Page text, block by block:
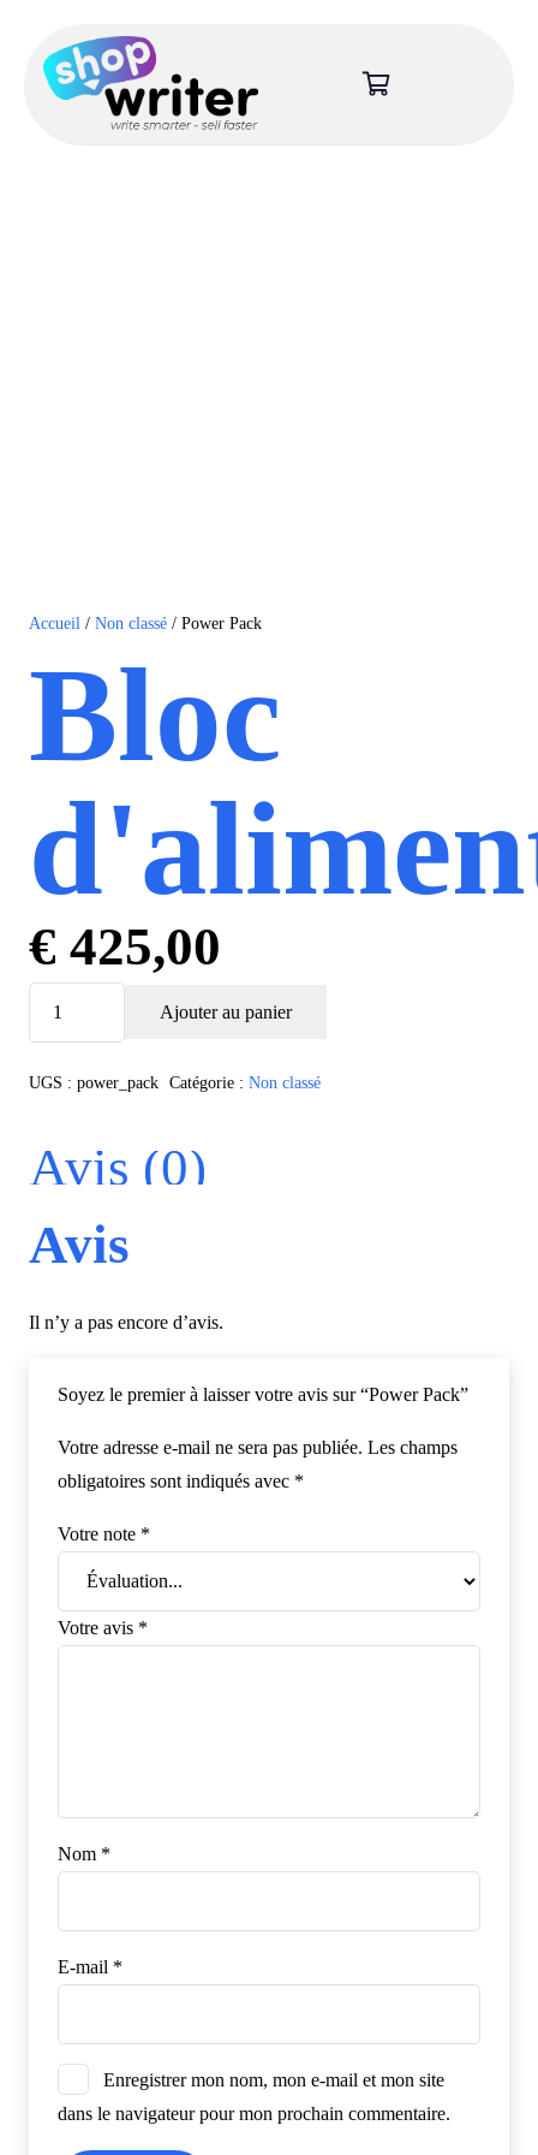
Accueil / Non classé / Power Pack
Bloc
€ 425,00
Ajouter au panier
UGS : power_pack Catégorie : Non classé
Avis (0)
Avis
Il n’y a pas encore d’avis.
Soyez le premier à laisser votre avis sur “Power Pack”
Votre adresse e-mail ne sera pas publiée. Les champs
obligatoires sont indiqués avec *
Votre note *
Votre avis *
Nom *
E-mail *
Enregistrer mon nom, mon e-mail et mon site
dans le navigateur pour mon prochain commentaire.